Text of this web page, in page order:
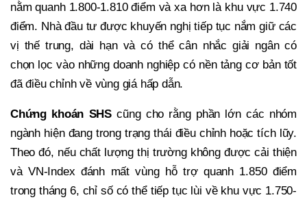
nằm quanh 1.800-1.810 điểm và xa hơn là khu vực 1.740
điểm. Nhà đầu tư được khuyến nghị tiếp tục nắm giữ các
vị thế trung, dài hạn và có thể cân nhắc giải ngân có
chọn lọc vào những doanh nghiệp có nền tảng cơ bản tốt
đã điều chỉnh về vùng giá hấp dẫn.
Chứng khoán SHScũng cho rằng phần lớn các nhóm
ngành hiện đang trong trạng thái điều chỉnh hoặc tích lũy.
Theo đó, nếu chất lượng thị trường không được cải thiện
và VN-Index đánh mất vùng hỗ trợ quanh 1.850 điểm
trong tháng 6, chỉ số có thể tiếp tục lùi về khu vực 1.750-